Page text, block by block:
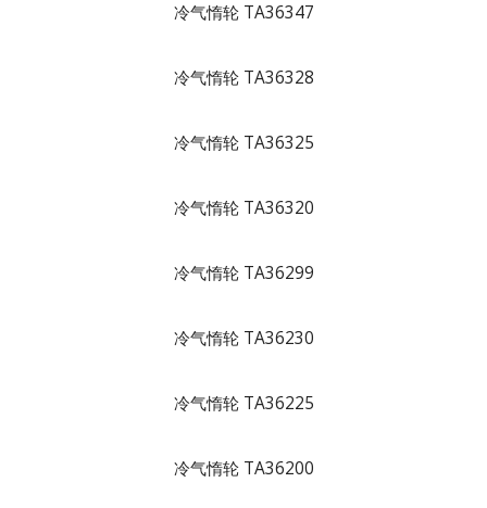
冷气惰轮 TA36347
冷气惰轮 TA36328
冷气惰轮 TA36325
冷气惰轮 TA36320
冷气惰轮 TA36299
冷气惰轮 TA36230
冷气惰轮 TA36225
冷气惰轮 TA36200